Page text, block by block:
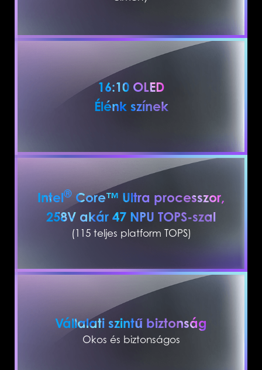
16:10 OLED
Élénk színek
Intel® Core™ Ultra processzor,
258V akár 47 NPU TOPS-szal
(115 teljes platform TOPS)
Vállalati szintű biztonság
Okos és biztonságos